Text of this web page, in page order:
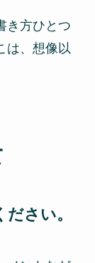
き方ひとつ
は、想像以
さい。